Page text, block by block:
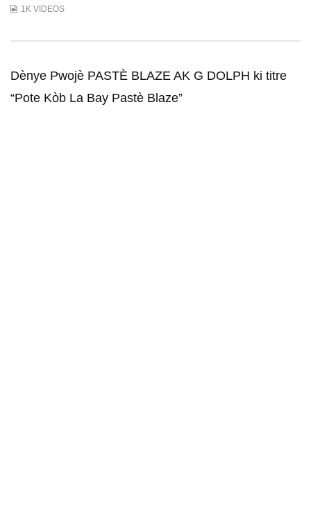
1K VIDEOS
Dènye Pwojè PASTÈ BLAZE AK G DOLPH ki titre
“Pote Kòb La Bay Pastè Blaze”